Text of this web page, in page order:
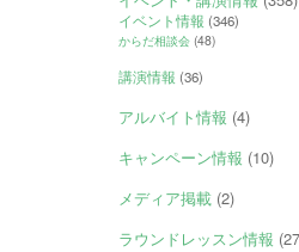
イベント情報 (346)
からだ相談会 (48)
講演情報 (36)
アルバイト情報 (4)
キャンペーン情報 (10)
メディア掲載 (2)
ラウンドレッスン情報